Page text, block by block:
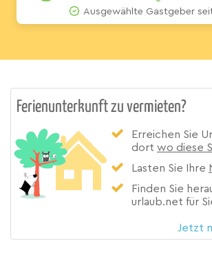
Ausgewählte Gastgeber
Ferienunterkunft zu vermieten?
Erreichen Sie
dort wo diese
Lasten Sie Ihre
Finden Sie
urlaub.net für
Jetzt